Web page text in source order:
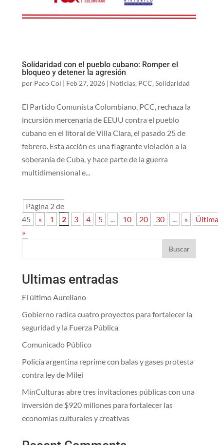
Solidaridad con el pueblo cubano: Romper el
bloqueo y detener la agresión
por Paco Col | Feb 27, 2026| Noticias, PCC, Solidaridad
El Partido Comunista Colombiano, PCC, rechaza la
incursión mercenaria de EEUU contra el pueblo
cubano en el litoral de Villa Clara, el pasado 25 de
febrero. Esta acción es una flagrante violación a la
soberanía de Cuba, y hace parte de la guerra
multidimensional e...
Página 2 de
45
« 1 2 3 4 5 ... 10 20 30 ... »
Última
»
Buscar
Ultimas entradas
El último Aureliano
Gobierno radica cuatro proyectos para fortalecer la
seguridad y la Fuerza Pública
Comunicado Público
Policía argentina reprime con balas y gases protesta
contra ley de Milei
MinCulturas abre tres invitaciones públicas con una
inversión de $920 millones para fortalecer las
economías culturales y creativas